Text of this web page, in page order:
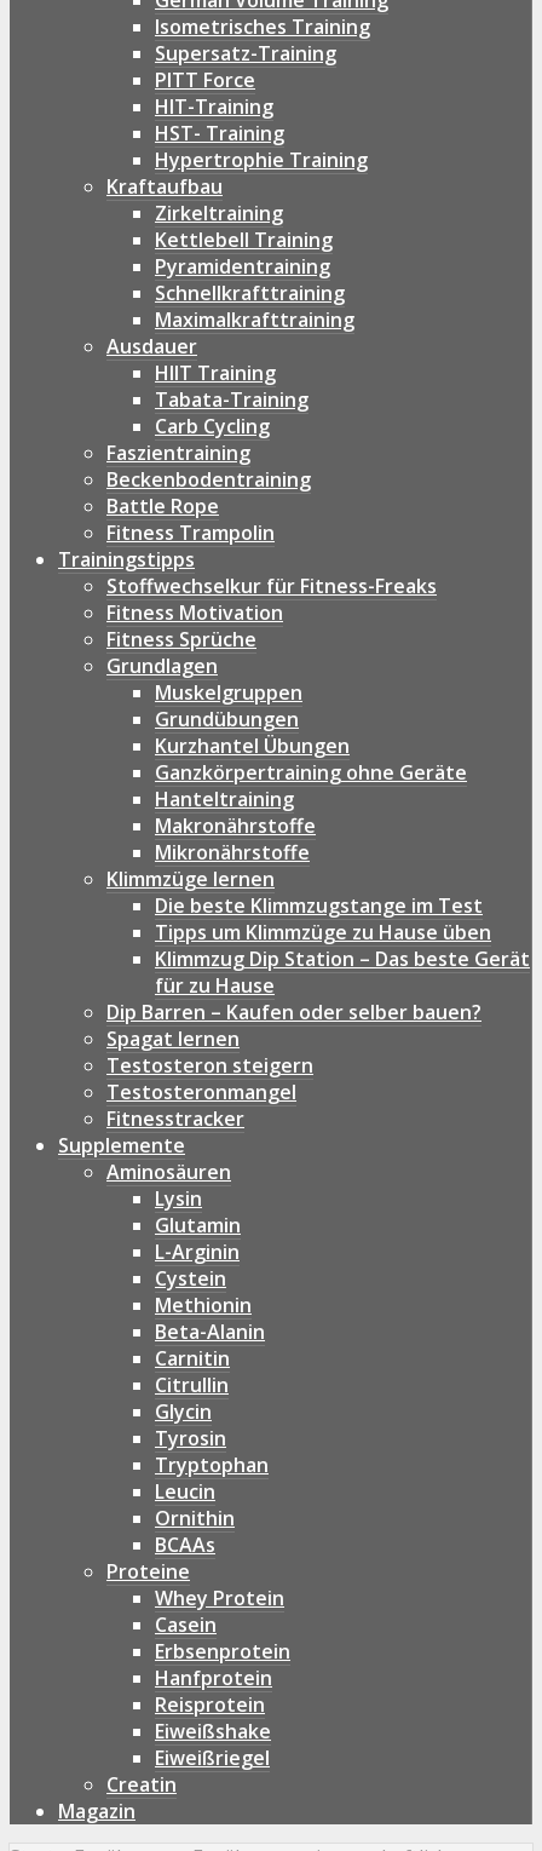
Isometrisches Training
Supersatz-Training
PITT Force
HIT-Training
HST- Training
Hypertrophie Training
Kraftaufbau
Zirkeltraining
Kettlebell Training
Pyramidentraining
Schnellkrafttraining
Maximalkrafttraining
Ausdauer
HIIT Training
Tabata-Training
Carb Cycling
Faszientraining
Beckenbodentraining
Battle Rope
Fitness Trampolin
Trainingstipps
Stoffwechselkur für Fitness-Freaks
Fitness Motivation
Fitness Sprüche
Grundlagen
Muskelgruppen
Grundübungen
Kurzhantel Übungen
Ganzkörpertraining ohne Geräte
Hanteltraining
Makronährstoffe
Mikronährstoffe
Klimmzüge lernen
Die beste Klimmzugstange im Test
Tipps um Klimmzüge zu Hause üben
Klimmzug Dip Station – Das beste Gerät
für zu Hause
Dip Barren – Kaufen oder selber bauen?
Spagat lernen
Testosteron steigern
Testosteronmangel
Fitnesstracker
Supplemente
Aminosäuren
Lysin
Glutamin
L-Arginin
Cystein
Methionin
Beta-Alanin
Carnitin
Citrullin
Glycin
Tyrosin
Tryptophan
Leucin
Ornithin
BCAAs
Proteine
Whey Protein
Casein
Erbsenprotein
Hanfprotein
Reisprotein
Eiweißshake
Eiweißriegel
Creatin
Magazin